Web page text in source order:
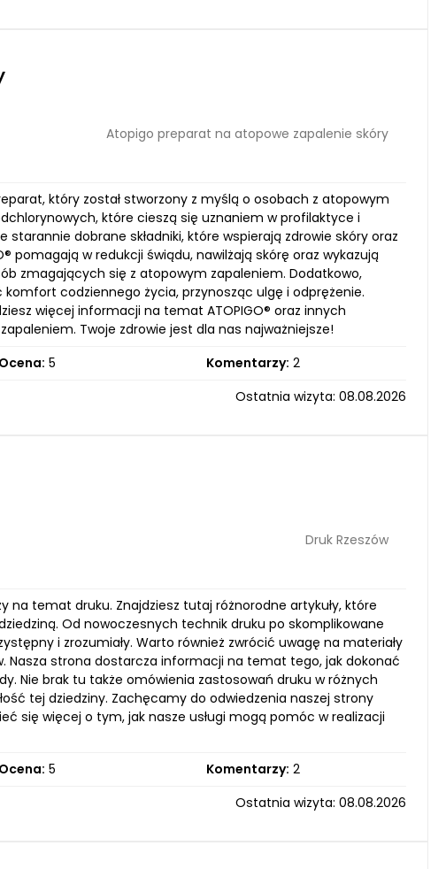
Atopigo preparat na atopowe zapalenie skóry
który został stworzony z myślą o osobach z atopowym
które cieszą się uznaniem w profilaktyce i
dobrane składniki, które wspierają zdrowie skóry oraz
pomagają w redukcji świądu, nawilżają skórę oraz wykazują
zmagających się z atopowym zapaleniem. Dodatkowo,
codziennego życia, przynosząc ulgę i odprężenie.
więcej informacji na temat ATOPIGO® oraz innych
Twoje zdrowie jest dla nas najważniejsze!
Ocena: 5 Komentarzy: 2
Ostatnia wizyta: 08.08.2026
Druk Rzeszów
na temat druku. Znajdziesz tutaj różnorodne artykuły, które
Od nowoczesnych technik druku po skomplikowane
i zrozumiały. Warto również zwrócić uwagę na materiały
Nasza strona dostarcza informacji na temat tego, jak dokonać
Nie brak tu także omówienia zastosowań druku w różnych
tej dziedziny. Zachęcamy do odwiedzenia naszej strony
się więcej o tym, jak nasze usługi mogą pomóc w realizacji
Ocena: 5 Komentarzy: 2
Ostatnia wizyta: 08.08.2026